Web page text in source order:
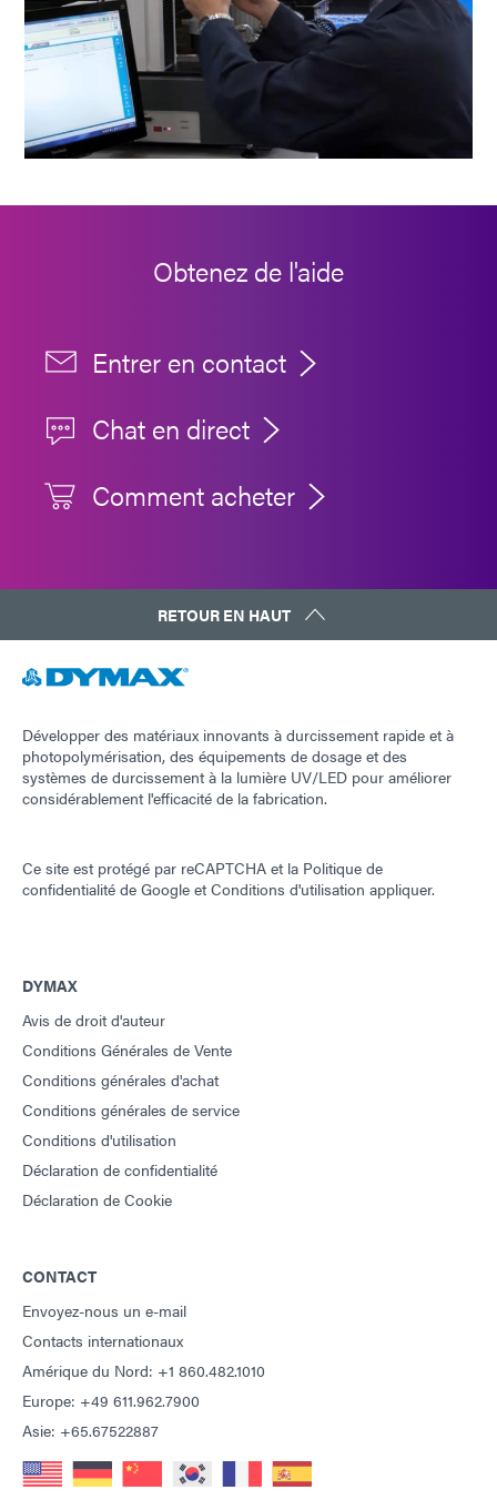
Obtenez de l'aide
Entrer en contact
Chat en direct
Comment acheter
RETOUR EN HAUT
Développer des matériaux innovants à durcissement rapide et à
photopolymérisation, des équipements de dosage et des
systèmes de durcissement à la lumière UV/LED pour améliorer
considérablement l'efficacité de la fabrication.
Ce site est protégé par reCAPTCHA et la Politique de
confidentialité de Google etConditions d'utilisation appliquer.
DYMAX
Avis de droit d'auteur
Conditions Générales de Vente
Conditions générales d'achat
Conditions générales de service
Conditions d'utilisation
Déclaration de confidentialité
Déclaration de Cookie
CONTACT
Envoyez-nous un e-mail
Contacts internationaux
Amérique du Nord: +1 860.482.1010
Europe: +49 611.962.7900
Asie: +65.67522887